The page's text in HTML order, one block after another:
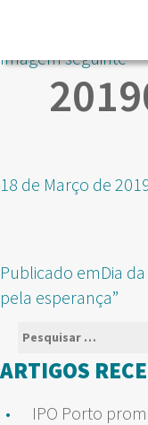
Imagem seguinte
Publicado
18 de Março de
NAVEGAÇÃO
DE
ARTIGOS
Publicado emDia
pela esperança”
Pesquisar
por:
ARTIGOS
IPO Porto